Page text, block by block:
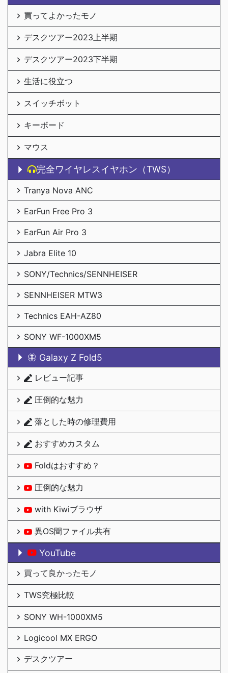
買ってよかったモノ
デスクツアー2023上半期
デスクツアー2023下半期
生活に役立つ
スイッチボット
キーボード
マウス
完全ワイヤレスイヤホン（TWS）
Tranya Nova ANC
EarFun Free Pro 3
EarFun Air Pro 3
Jabra Elite 10
SONY/Technics/SENNHEISER
SENNHEISER MTW3
Technics EAH-AZ80
SONY WF-1000XM5
🦋 Galaxy Z Fold5
レビュー記事
圧倒的な魅力
落とした時の修理費用
おすすめカスタム
Foldはおすすめ？
圧倒的な魅力
with Kiwiブラウザ
異OS間ファイル共有
YouTube
買って良かったモノ
TWS究極比較
SONY WH-1000XM5
Logicool MX ERGO
デスクツアー